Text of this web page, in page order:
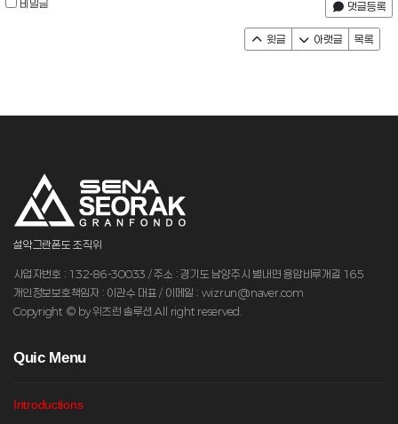
비밀글 댓글등록
윗글 아랫글 목록
설악그란폰도 조직위
사업자번호 : 132-86-30033 / 주소 : 경기도 남양주시 별내면 용암비루개길 165
개인정보보호책임자 : 이관수 대표 / 이메일 : wizrun@naver.com
Copyright © by 위즈런 솔루션 All right reserved.
Quic Menu
Introductions